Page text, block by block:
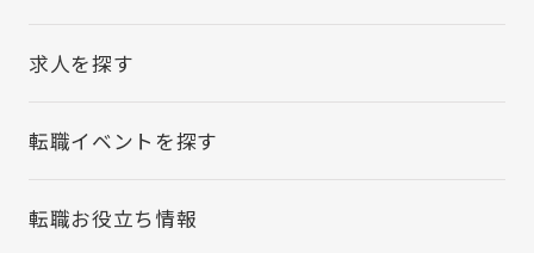
求人を探す
転職イベントを探す
転職お役立ち情報